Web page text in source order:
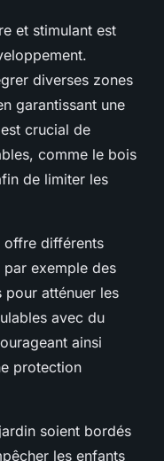
et stimulant est
diverses zones
garantissant une
crucial de
comme le bois
de limiter les
offre différents
exemple des
pour atténuer les
avec du
ainsi
protection
soient bordés
les enfants